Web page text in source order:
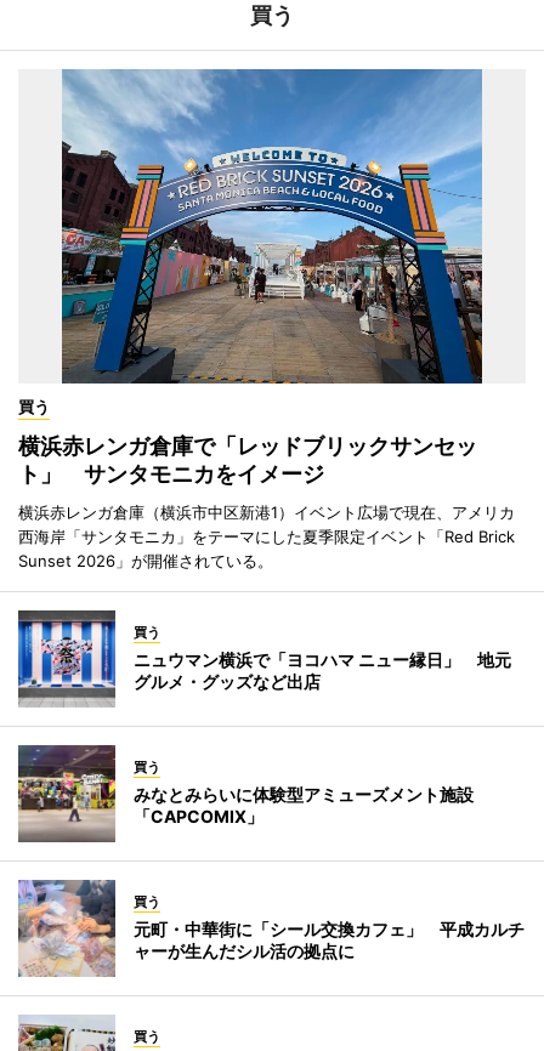
買う
買う
横浜赤レンガ倉庫で「レッドブリックサンセッ
ト」 サンタモニカをイメージ
横浜赤レンガ倉庫（横浜市中区新港1）イベント広場で現在、アメリカ
西海岸「サンタモニカ」をテーマにした夏季限定イベント「Red Brick
Sunset 2026」が開催されている。
買う
ニュウマン横浜で「ヨコハマ ニュー縁日」 地元
グルメ・グッズなど出店
買う
みなとみらいに体験型アミューズメント施設
「CAPCOMIX」
買う
元町・中華街に「シール交換カフェ」 平成カルチ
ャーが生んだシル活の拠点に
買う